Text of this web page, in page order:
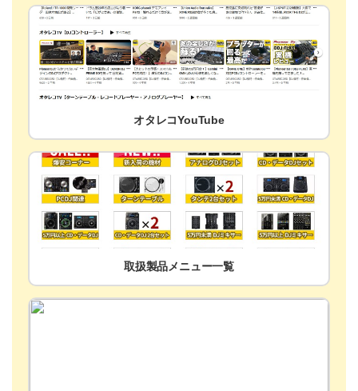
オタレコYouTube
取扱製品メニュー一覧